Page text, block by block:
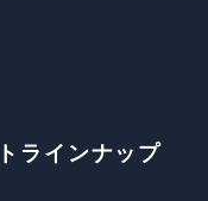
ラインナップ